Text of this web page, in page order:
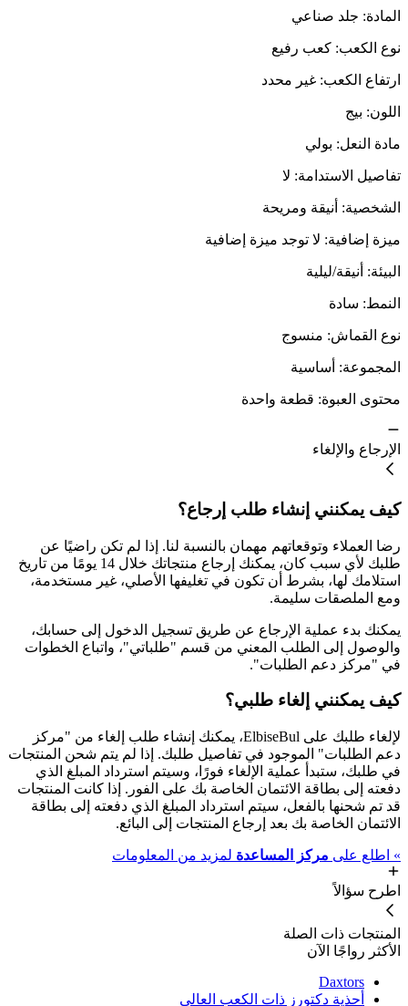
المادة: جلد صناعي
نوع الكعب: كعب رفيع
ارتفاع الكعب: غير محدد
اللون: بيج
مادة النعل: بولي
تفاصيل الاستدامة: لا
الشخصية: أنيقة ومريحة
ميزة إضافية: لا توجد ميزة إضافية
البيئة: أنيقة/ليلية
النمط: سادة
نوع القماش: منسوج
المجموعة: أساسية
محتوى العبوة: قطعة واحدة
الإرجاع والإلغاء
كيف يمكنني إنشاء طلب إرجاع؟
رضا العملاء وتوقعاتهم مهمان بالنسبة لنا. إذا لم تكن راضيًا عن
طلبك لأي سبب كان، يمكنك إرجاع منتجاتك خلال 14 يومًا من تاريخ
استلامك لها، بشرط أن تكون في تغليفها الأصلي، غير مستخدمة،
ومع الملصقات سليمة.
يمكنك بدء عملية الإرجاع عن طريق تسجيل الدخول إلى حسابك،
والوصول إلى الطلب المعني من قسم "طلباتي"، واتباع الخطوات
في "مركز دعم الطلبات".
كيف يمكنني إلغاء طلبي؟
لإلغاء طلبك على ElbiseBul، يمكنك إنشاء طلب إلغاء من "مركز
دعم الطلبات" الموجود في تفاصيل طلبك. إذا لم يتم شحن المنتجات
في طلبك، ستبدأ عملية الإلغاء فورًا، وسيتم استرداد المبلغ الذي
دفعته إلى بطاقة الائتمان الخاصة بك على الفور. إذا كانت المنتجات
قد تم شحنها بالفعل، سيتم استرداد المبلغ الذي دفعته إلى بطاقة
الائتمان الخاصة بك بعد إرجاع المنتجات إلى البائع.
» اطلع على مركز المساعدة لمزيد من المعلومات
اطرح سؤالاً
المنتجات ذات الصلة
الأكثر رواجًا الآن
Daxtors
أحذية دكتورز ذات الكعب العالي